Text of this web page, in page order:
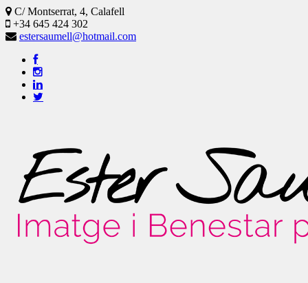
C/ Montserrat, 4, Calafell
+34 645 424 302
estersaumell@hotmail.com